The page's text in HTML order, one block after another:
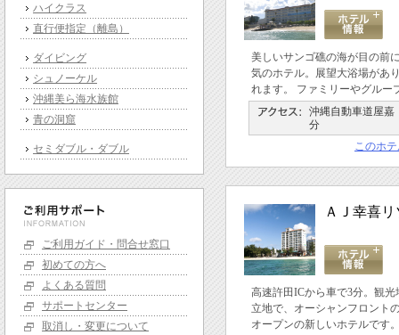
美しいサンゴ礁の海が目の前
気のホテル。展望大浴場があ
れます。 ファミリーやグルー
沖縄自動車道屋嘉
分
このホ
ＡＪ幸喜
高速許田ICから車で3分。観
立地で、オーシャンフロント
オープンの新しいホテルです
ハイクラス
直行便指定（離島）
ダイビング
シュノーケル
沖縄美ら海水族館
青の洞窟
セミダブル・ダブル
ご利用ガイド・問合せ窓口
初めての方へ
よくある質問
サポートセンター
取消し・変更について